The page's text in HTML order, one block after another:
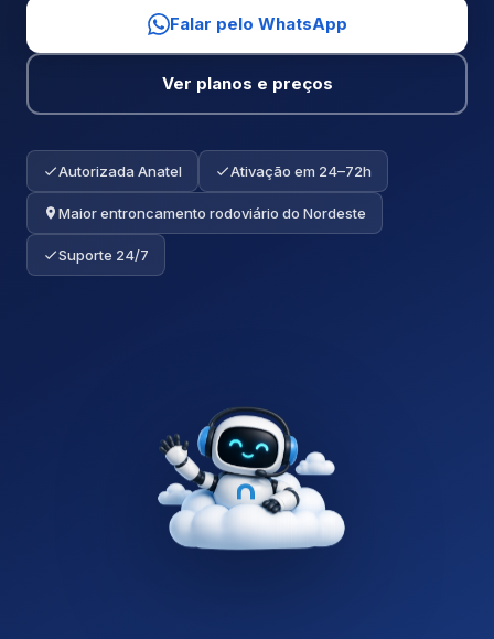
Falar pelo WhatsApp
Ver planos e preços
Autorizada Anatel Ativação em 24–72h
Maior entroncamento rodoviário do Nordeste
Suporte 24/7